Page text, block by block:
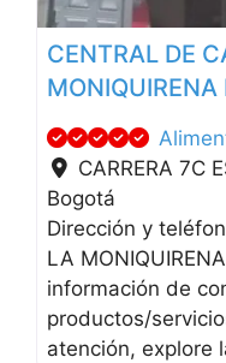
CENTRAL DE
MONIQUIRENA
CARRERA 7C
Bogotá
Dirección y
LA
información de
productos/
atención, explore